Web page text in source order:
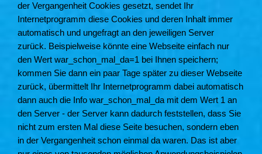
der Vergangenheit Cookies gesetzt, sendet Ihr
Internetprogramm diese Cookies und deren Inhalt immer
automatisch und ungefragt an den jeweiligen Server
zurück. Beispielweise könnte eine Webseite einfach nur
den Wert war_schon_mal_da=1 bei Ihnen speichern;
kommen Sie dann ein paar Tage später zu dieser Webseite
zurück, übermittelt Ihr Internetprogramm dabei automatisch
dann auch die Info war_schon_mal_da mit dem Wert 1 an
den Server - der Server kann dadurch feststellen, dass Sie
nicht zum ersten Mal diese Seite besuchen, sondern eben
in der Vergangenheit schon einmal da waren. Das ist aber